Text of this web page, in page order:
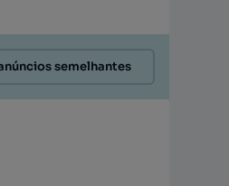
semelhantes